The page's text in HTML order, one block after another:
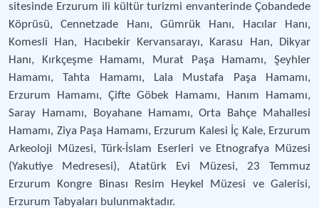
sitesinde Erzurum ili kültür turizmi envanterinde Çobandede
Köprüsü, Cennetzade Hanı, Gümrük Hanı, Hacılar Hanı,
Komesli Han, Hacıbekir Kervansarayı, Karasu Han, Dikyar
Hanı, Kırkçeşme Hamamı, Murat Paşa Hamamı, Şeyhler
Hamamı, Tahta Hamamı, Lala Mustafa Paşa Hamamı,
Erzurum Hamamı, Çifte Göbek Hamamı, Hanım Hamamı,
Saray Hamamı, Boyahane Hamamı, Orta Bahçe Mahallesi
Hamamı, Ziya Paşa Hamamı, Erzurum Kalesi İç Kale, Erzurum
Arkeoloji Müzesi, Türk-İslam Eserleri ve Etnografya Müzesi
(Yakutiye Medresesi), Atatürk Evi Müzesi, 23 Temmuz
Erzurum Kongre Binası Resim Heykel Müzesi ve Galerisi,
Erzurum Tabyaları bulunmaktadır.